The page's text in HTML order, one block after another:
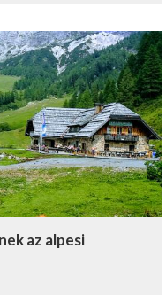
az alpesi